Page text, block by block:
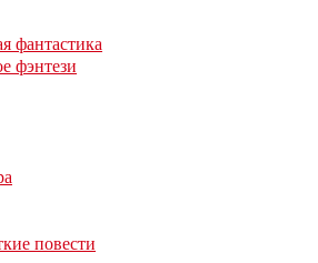
фантастика
фэнтези
повести